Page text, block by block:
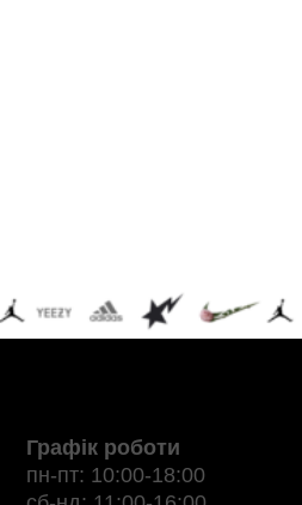
Графік роботи
пн-пт: 10:00-18:00